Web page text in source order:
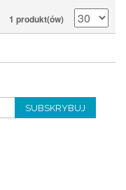
1 produkt(ów)
SUBSKRYBUJ